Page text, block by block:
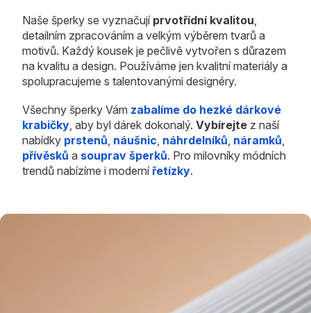
Naše šperky se vyznačují prvotřídní kvalitou,
detailním zpracováním a velkým výběrem tvarů a
motivů. Každý kousek je pečlivě vytvořen s důrazem
na kvalitu a design. Používáme jen kvalitní materiály a
spolupracujeme s talentovanými designéry.
Všechny šperky Vám zabalíme do hezké dárkové
krabičky, aby byl dárek dokonalý. Vybírejte z naší
nabídky prstenů, náušnic, náhrdelníků, náramků,
přívěsků a souprav šperků. Pro milovníky módních
trendů nabízíme i modernířetízky.